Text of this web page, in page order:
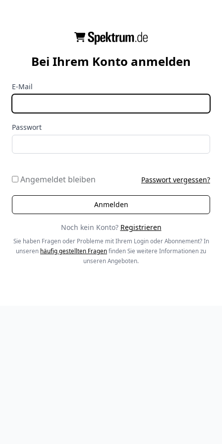
Bei Ihrem Konto anmelden
E-Mail
Passwort
Angemeldet bleiben Passwort vergessen?
Noch kein Konto? Registrieren
Sie haben Fragen oder Probleme mit Ihrem Login oder Abonnement? In
unseren häufig gestellten Fragen finden Sie weitere Informationen zu
unseren Angeboten.